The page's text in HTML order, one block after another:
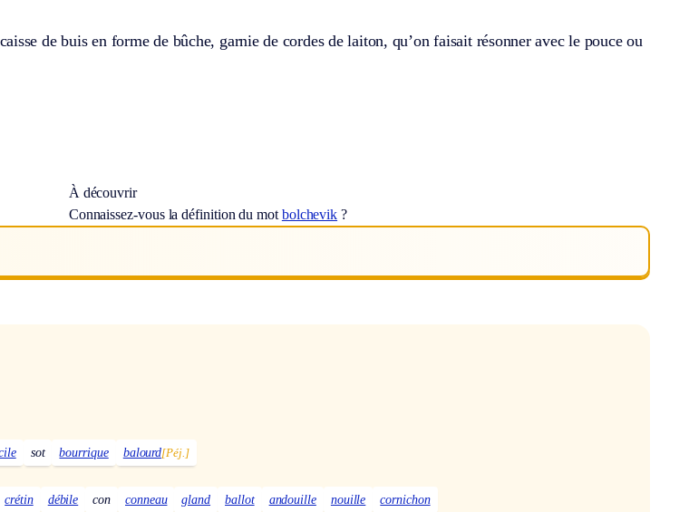
de buis en forme de bûche, garnie de cordes de laiton, qu’on faisait résonner avec le pouce ou
À découvrir
Connaissez-vous la définition du mot bolchevik ?
sot bourrique balourd[Péj.]
crétin débile con conneau gland ballot andouille nouille cornichon